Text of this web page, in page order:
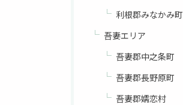
利根郡みなかみ町
吾妻エリア
吾妻郡中之条町
吾妻郡長野原町
吾妻郡嬬恋村